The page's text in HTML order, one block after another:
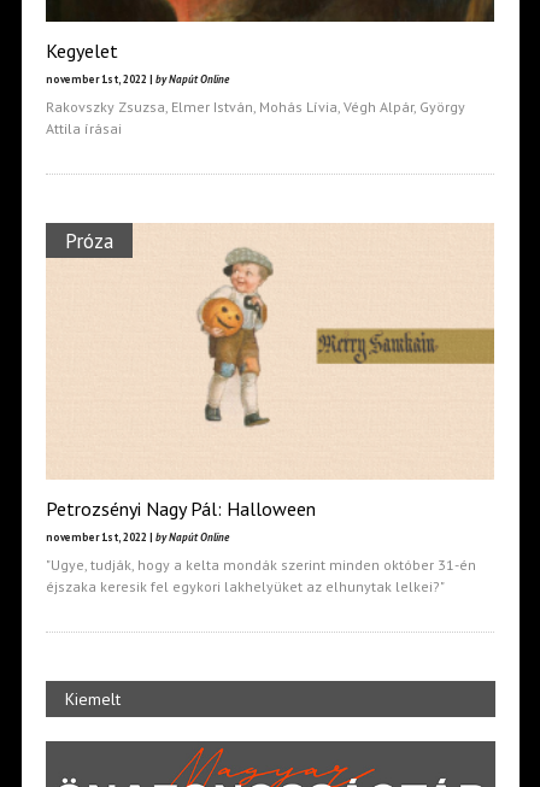
Kegyelet
november 1st, 2022 | by Napút Online
Rakovszky Zsuzsa, Elmer István, Mohás Lívia, Végh Alpár, György
Attila írásai
Próza
Petrozsényi Nagy Pál: Halloween
november 1st, 2022 | by Napút Online
"Ugye, tudják, hogy a kelta mondák szerint minden október 31-én
éjszaka keresik fel egykori lakhelyüket az elhunytak lelkei?"
Kiemelt